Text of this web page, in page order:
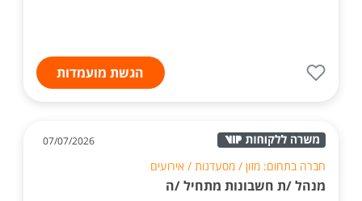
הגשת מועמדות
07/07/2026
חברה בתחום: מזון / מסעדנות / אירועים
מנהל /ת חשבונות מתחיל /ה